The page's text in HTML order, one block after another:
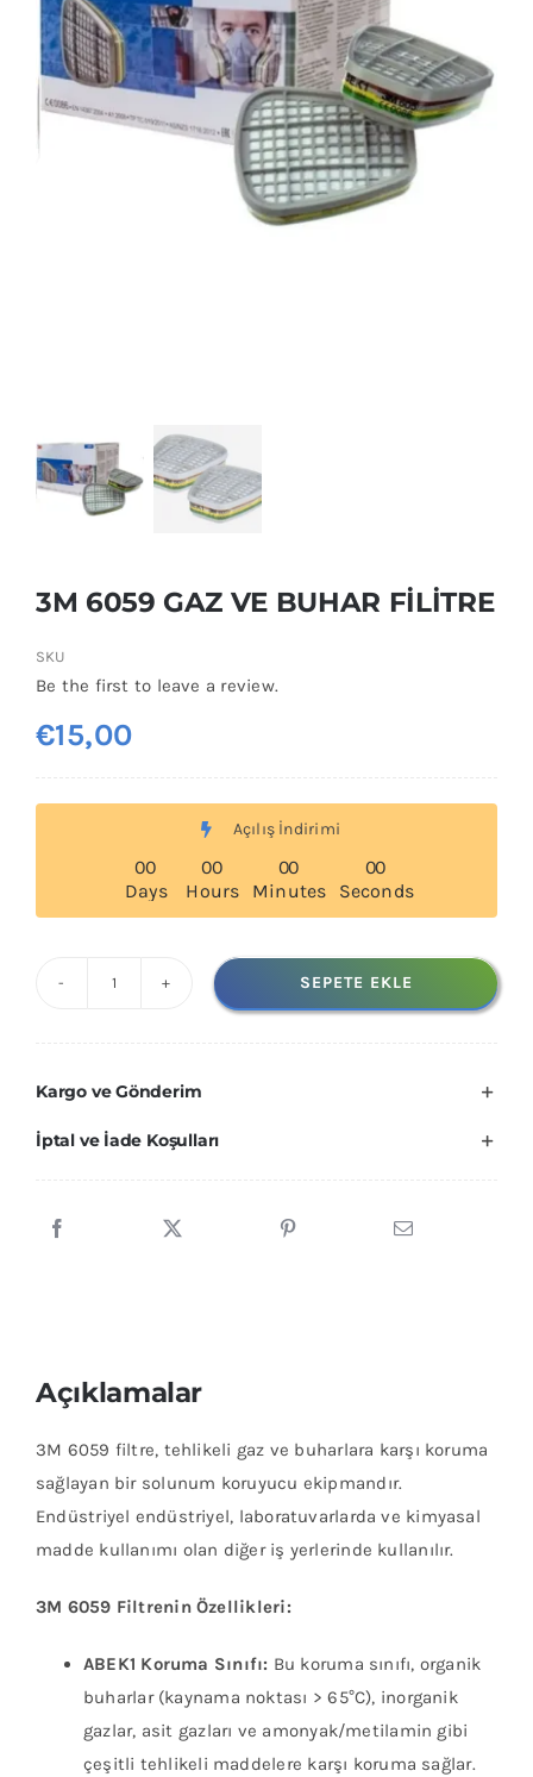
3M 6059 GAZ VE BUHAR FİLİTRE
SKU
Be the first to leave a review.
€15,00
Açılış İndirimi
00
Days
00
Hours
00
Minutes
00
Seconds
VE
BUHAR
SEPETE EKLE
Kargo ve Gönderim
İptal ve İade Koşulları
Açıklamalar
3M 6059 filtre, tehlikeli gaz ve buharlara karşı koruma
sağlayan bir solunum koruyucu ekipmandır.
Endüstriyel endüstriyel, laboratuvarlarda ve kimyasal
madde kullanımı olan diğer iş yerlerinde kullanılır.
3M 6059 Filtrenin Özellikleri:
ABEK1 Koruma Sınıfı: Bu koruma sınıfı, organik
buharlar (kaynama noktası > 65°C), inorganik
gazlar, asit gazları ve amonyak/metilamin gibi
çeşitli tehlikeli maddelere karşı koruma sağlar.